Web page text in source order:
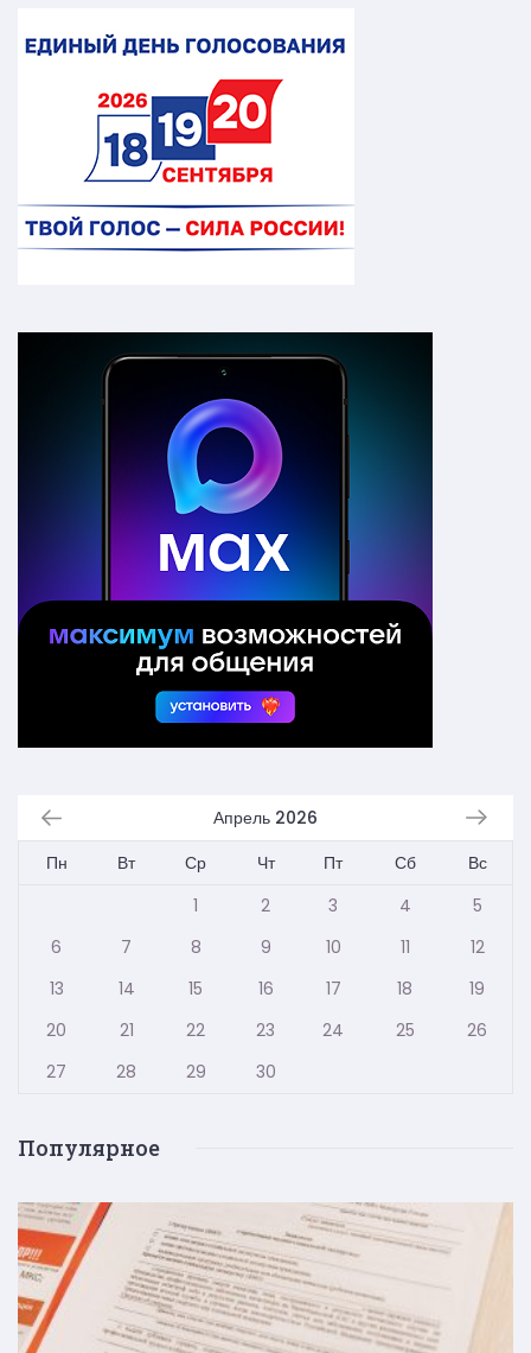
Апрель 2026
Пн
Вт Ср Чт Пт Сб
Вс
1
2 3 4
5
6
7 8 9 10 11
12
13
14 15 16 17 18
19
20
21 22 23 24 25
26
27
28 29 30
Популярное